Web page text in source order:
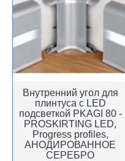
Внутренний угол для
плинтуса с LED
подсветкой PKAGI 80 -
PROSKIRTING LED,
Progress profiles,
АНОДИРОВАННОЕ
СЕРЕБРО